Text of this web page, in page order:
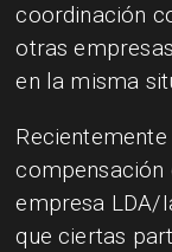
coordinación
otras
en la misma
compensación
empresa LDA/
que ciertas